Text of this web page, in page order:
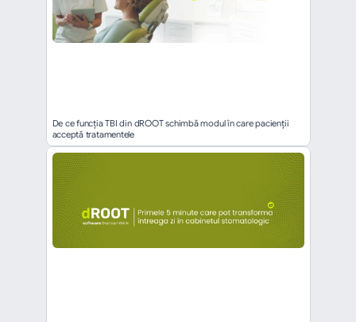
De ce funcția TBI din dROOT schimbă modul în care pacienții
acceptă tratamentele